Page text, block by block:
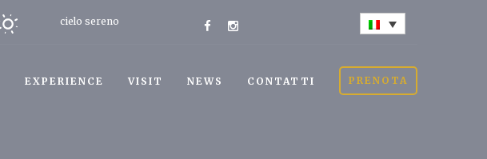
cielo sereno
EXPERIENCE VISIT NEWS CONTATTI PRENOTA